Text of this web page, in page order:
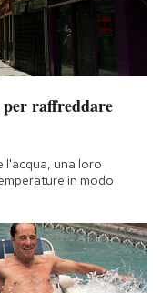
per raffreddare
l'acqua, una loro
in modo